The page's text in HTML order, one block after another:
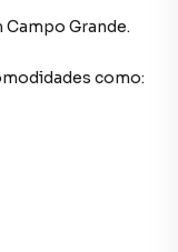
Campo Grande.
como: